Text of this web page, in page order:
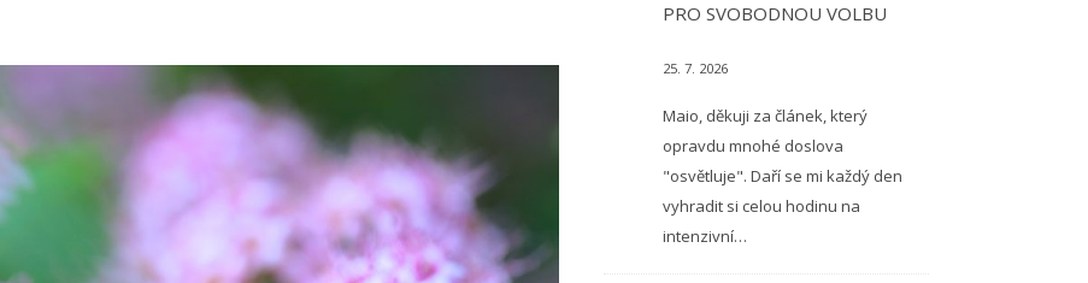
PRO SVOBODNOU VOLBU
25. 7. 2026
Maio, děkuji za článek, který
opravdu mnohé doslova
"osvětluje". Daří se mi každý den
vyhradit si celou hodinu na
intenzivní…